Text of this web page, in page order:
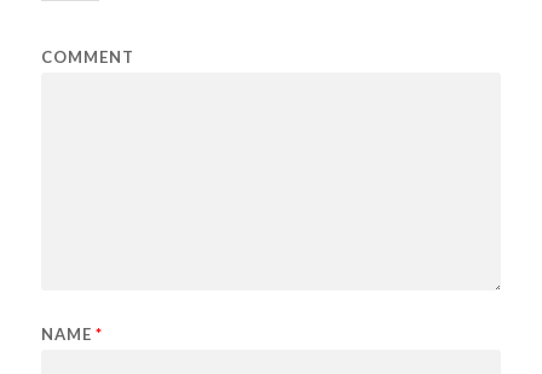
COMMENT
NAME *